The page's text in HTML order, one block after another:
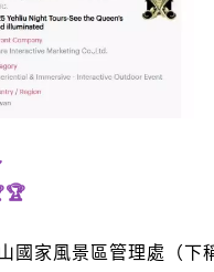
國家風景區管理處（下